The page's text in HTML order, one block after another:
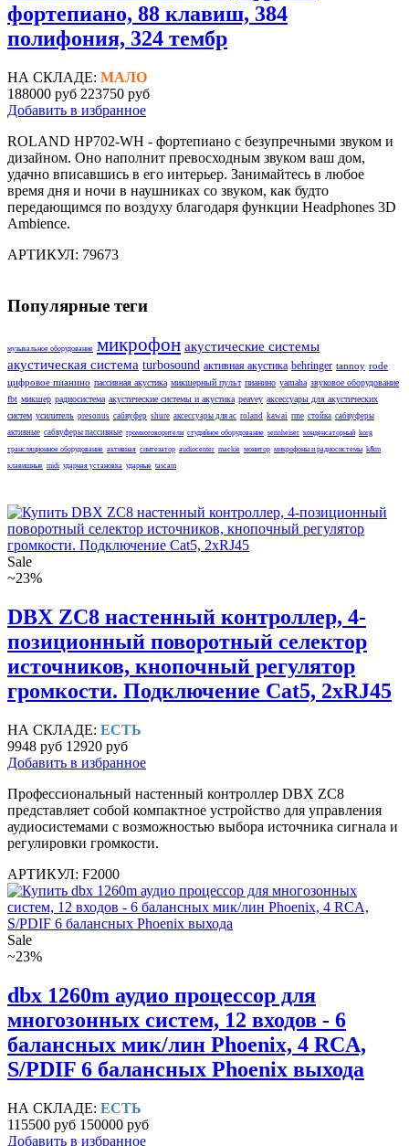
фортепиано, 88 клавиш, 384
полифония, 324 тембр
НА СКЛАДЕ: МАЛО
188000 руб 223750 руб
Добавить в избранное
ROLAND HP702-WH - фортепиано с безупречными звуком и
дизайном. Оно наполнит превосходным звуком ваш дом,
удачно вписавшись в его интерьер. Занимайтесь в любое
время дня и ночи в наушниках со звуком, как будто
передающимся по воздуху благодаря функции Headphones 3D
Ambience.
АРТИКУЛ: 79673
Популярные теги
музыкальное оборудование микрофон акустические системы
акустическая система turbosound активная акустика behringer tannoy rode
цифровое пианино пассивная акустика микшерный пульт пианино yamaha звуковое оборудование
fbt микшер радиосистема акустические системы и акустика peavey аксессуары для акустических
систем усилитель presonus сабвуфер shure аксессуары для ас roland kawai rme стойка сабвуферы
активные сабвуферы пассивные громкоговорители студийное оборудование sennheiser конденсаторный korg
трансляционное оборудование активная синтезатор audiocenter mackie монитор микрофоны и радиосистемы k&m
клавишные midi ударная установка ударные tascam
Sale
~23%
DBX ZC8 настенный контроллер, 4-
позиционный поворотный селектор
источников, кнопочный регулятор
громкости. Подключение Cat5, 2xRJ45
НА СКЛАДЕ: ЕСТЬ
9948 руб 12920 руб
Добавить в избранное
Профессиональный настенный контроллер DBX ZC8
представляет собой компактное устройство для управления
аудиосистемами с возможностью выбора источника сигнала и
регулировки громкости.
АРТИКУЛ: F2000
Sale
~23%
dbx 1260m аудио процессор для
многозонных систем, 12 входов - 6
балансных мик/лин Phoenix, 4 RCA,
S/PDIF 6 балансных Phoenix выхода
НА СКЛАДЕ: ЕСТЬ
115500 руб 150000 руб
Добавить в избранное